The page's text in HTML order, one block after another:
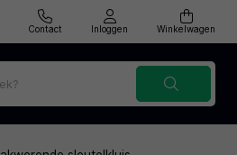
Contact Inloggen Winkelwagen